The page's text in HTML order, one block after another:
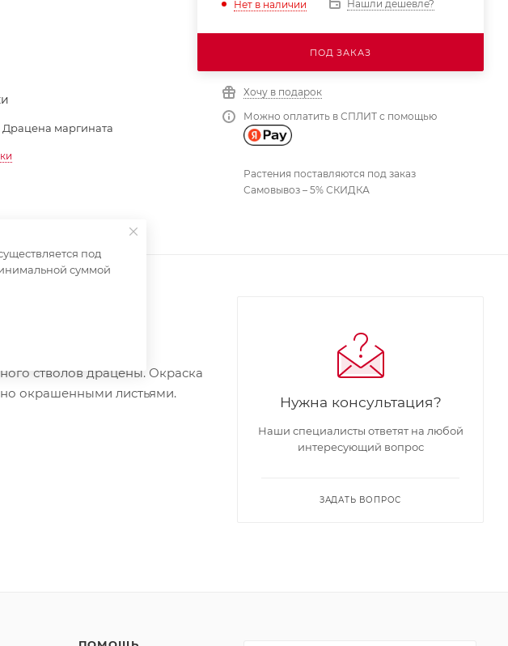
Драцена маргината
Нет в наличии Нашли дешевле?
ПОД ЗАКАЗ
Хочу в подарок
Можно оплатить в СПЛИТ с помощью
Растения поставляются под заказ
Самовывоз – 5% СКИДКА
стволов драцены. Окраска
окрашенными листьями.
Нужна консультация?
Наши специалисты ответят на любой
интересующий вопрос
ЗАДАТЬ ВОПРОС
под
суммой